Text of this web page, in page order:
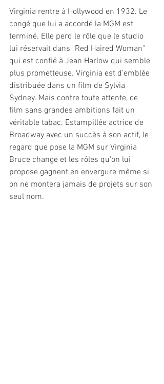
Virginia rentre à Hollywood en 1932. Le
congé que lui a accordé la MGM est
terminé. Elle perd le rôle que le studio
lui réservait dans "Red Haired Woman"
qui est confié à Jean Harlow qui semble
plus prometteuse. Virginia est d'emblée
distribuée dans un film de Sylvia
Sydney. Mais contre toute attente, ce
film sans grandes ambitions fait un
véritable tabac. Estampillée actrice de
Broadway avec un succès à son actif, le
regard que pose la MGM sur Virginia
Bruce change et les rôles qu'on lui
propose gagnent en envergure même si
on ne montera jamais de projets sur son
seul nom.